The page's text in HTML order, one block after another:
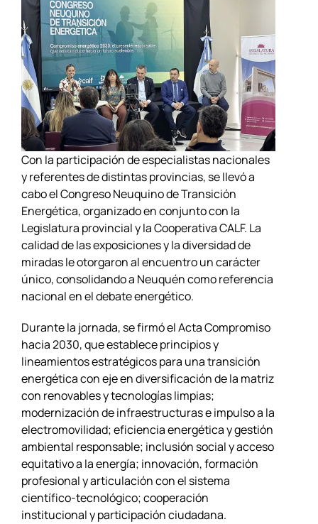
Con la participación de especialistas nacionales
y referentes de distintas provincias, se llevó a
cabo el Congreso Neuquino de Transición
Energética, organizado en conjunto con la
Legislatura provincial y la Cooperativa CALF. La
calidad de las exposiciones y la diversidad de
miradas le otorgaron al encuentro un carácter
único, consolidando a Neuquén como referencia
nacional en el debate energético.
Durante la jornada, se firmó el Acta Compromiso
hacia 2030, que establece principios y
lineamientos estratégicos para una transición
energética con eje en diversificación de la matriz
con renovables y tecnologías limpias;
modernización de infraestructuras e impulso a la
electromovilidad; eficiencia energética y gestión
ambiental responsable; inclusión social y acceso
equitativo a la energía; innovación, formación
profesional y articulación con el sistema
científico-tecnológico; cooperación
institucional y participación ciudadana.